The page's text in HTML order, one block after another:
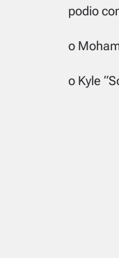
podio
o
o Kyle